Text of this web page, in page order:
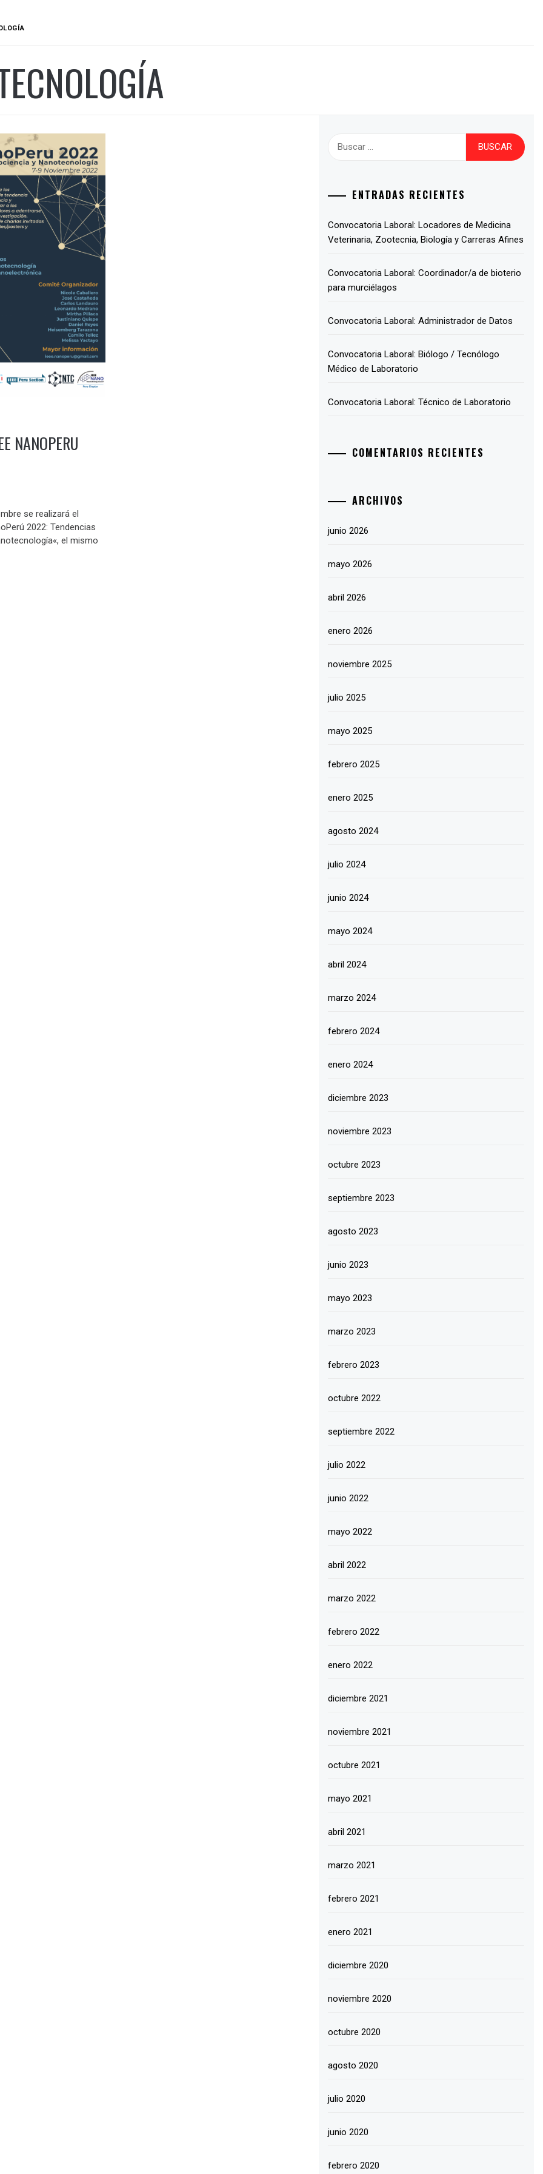
NANOPERU
se realizará el
2022: Tendencias
el mismo
ENTRADAS RECIENTES
Convocatoria Laboral: Locadores de Medicina
Veterinaria, Zootecnia, Biología y Carreras Afines
Convocatoria Laboral: Coordinador/a de bioterio
para murciélagos
Convocatoria Laboral: Administrador de Datos
Convocatoria Laboral: Biólogo / Tecnólogo
Médico de Laboratorio
Convocatoria Laboral: Técnico de Laboratorio
COMENTARIOS RECIENTES
ARCHIVOS
junio 2026
mayo 2026
abril 2026
enero 2026
noviembre 2025
julio 2025
mayo 2025
febrero 2025
enero 2025
agosto 2024
julio 2024
junio 2024
mayo 2024
abril 2024
marzo 2024
febrero 2024
enero 2024
diciembre 2023
noviembre 2023
octubre 2023
septiembre 2023
agosto 2023
junio 2023
mayo 2023
marzo 2023
febrero 2023
octubre 2022
septiembre 2022
julio 2022
junio 2022
mayo 2022
abril 2022
marzo 2022
febrero 2022
enero 2022
diciembre 2021
noviembre 2021
octubre 2021
mayo 2021
abril 2021
marzo 2021
febrero 2021
enero 2021
diciembre 2020
noviembre 2020
octubre 2020
agosto 2020
julio 2020
junio 2020
febrero 2020